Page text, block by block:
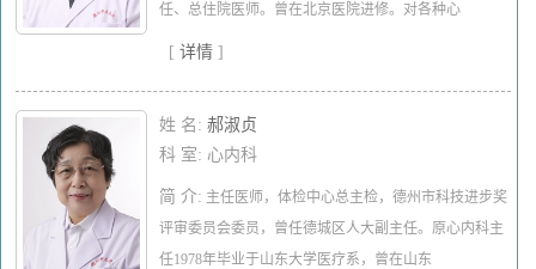
任、总住院医师。曾在北京医院进修。对各种心
[ 详情 ]
姓 名: 郝淑贞
科 室: 心内科
简 介: 主任医师，体检中心总主检，德州市科技进步奖
评审委员会委员，曾任德城区人大副主任。原心内科主
任1978年毕业于山东大学医疗系，曾在山东